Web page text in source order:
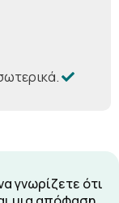
γνωρίζετε ότι